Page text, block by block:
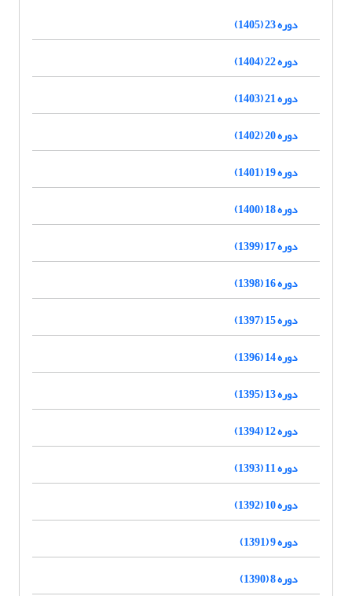
دوره 23 (1405)
دوره 22 (1404)
دوره 21 (1403)
دوره 20 (1402)
دوره 19 (1401)
دوره 18 (1400)
دوره 17 (1399)
دوره 16 (1398)
دوره 15 (1397)
دوره 14 (1396)
دوره 13 (1395)
دوره 12 (1394)
دوره 11 (1393)
دوره 10 (1392)
دوره 9 (1391)
دوره 8 (1390)